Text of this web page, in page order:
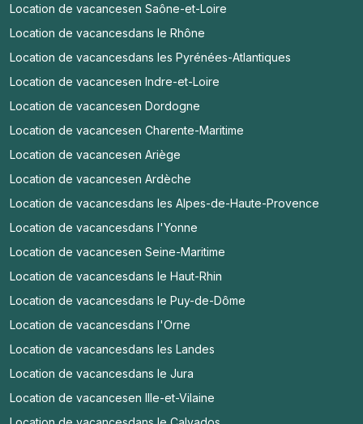
Location de vacancesen Saône-et-Loire
Location de vacancesdans le Rhône
Location de vacancesdans les Pyrénées-Atlantiques
Location de vacancesen Indre-et-Loire
Location de vacancesen Dordogne
Location de vacancesen Charente-Maritime
Location de vacancesen Ariège
Location de vacancesen Ardèche
Location de vacancesdans les Alpes-de-Haute-Provence
Location de vacancesdans l'Yonne
Location de vacancesen Seine-Maritime
Location de vacancesdans le Haut-Rhin
Location de vacancesdans le Puy-de-Dôme
Location de vacancesdans l'Orne
Location de vacancesdans les Landes
Location de vacancesdans le Jura
Location de vacancesen Ille-et-Vilaine